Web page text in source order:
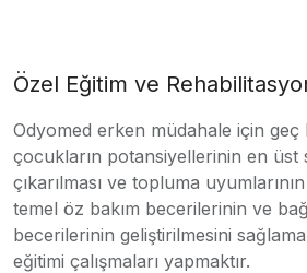
Özel Eğitim ve
Odyomed erken müdahale için geç
çocukların potansiyellerinin en üst
çıkarılması ve topluma
temel öz bakım becerilerinin ve
becerilerinin geliştirilmesini
eğitimi çalışmaları yapmaktır.